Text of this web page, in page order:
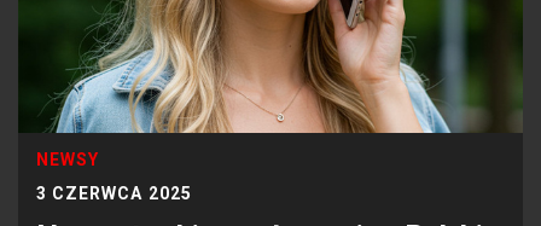
NEWSY
3 CZERWCA 2025